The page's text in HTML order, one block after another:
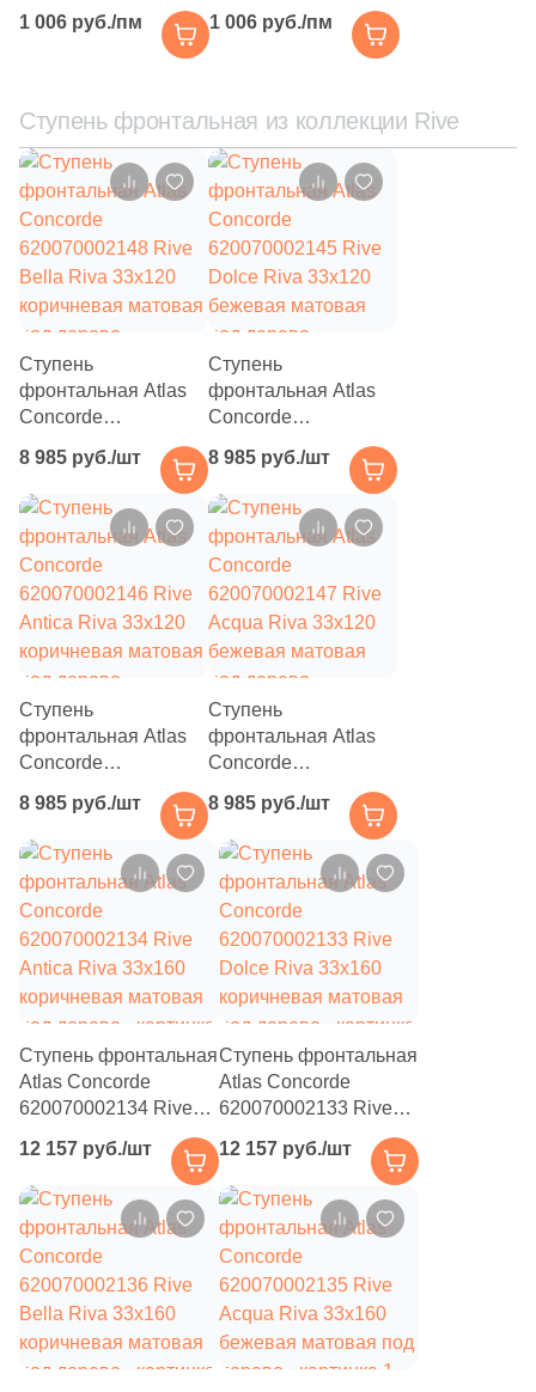
1.2x25 (1)
1.4x45 (2 )
1.2x20 (2)
1x30 (13
1.5x160 (1)
1x34 (1)
1x20 (11)
1.3x25 (5)
1x255 (1
1.5x59.34 (4)
1.2x70.9 (
1.5x60 (
1.2x120 (
2.2x75 (4)
2x33.3 (2)
2.3x89.8 (5)
2.6x12 (2)
2x5 (9)
2.5x15 (
2.5x29.5 (
2x60 (18
2x63.2 (2)
Bella Riva Battiscopa
7.2x80 коричневый
матовый под дерево
1 006 руб./пм
Battiscopa 7.2x80
бежевый матовый
1 006 руб./пм
Ступень фронтальная из коллекции Rive
Ступень
фронтальная Atlas
Concorde
620070002148 Rive
Bella Riva 33x120
коричневая матовая
под дерево
8 985 руб./шт
Ступень
фронтальная Atlas
Concorde
620070002145 Rive
Dolce Riva 33x120
бежевая матовая
под дерево
8 985 руб./шт
Ступень
фронтальная Atlas
Concorde
620070002146 Rive
Antica Riva 33x120
коричневая матовая
под дерево
8 985 руб./шт
Ступень
фронтальная Atlas
Concorde
620070002147 Rive
Acqua Riva 33x120
бежевая матовая
под дерево
8 985 руб./шт
Ступень фронтальная
Atlas Concorde
620070002134 Rive
коричневая матовая
под дерево
12 157 руб./шт
Ступень фронтальная
Atlas Concorde
620070002133 Rive
коричневая матовая
под дерево
12 157 руб./шт